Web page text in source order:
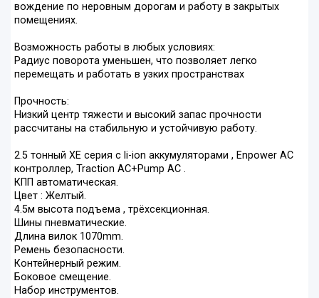
вождение по неровным дорогам и работу в закрытых
помещениях.
Возможность работы в любых условиях:
Радиус поворота уменьшен, что позволяет легко
перемещать и работать в узких пространствах
Прочность:
Низкий центр тяжести и высокий запас прочности
рассчитаны на стабильную и устойчивую работу.
2.5 тонный XE серия с li-ion аккумуляторами , Enpower AC
контроллер, Traction AC+Pump AC .
КПП автоматическая.
Цвет : Желтый.
4.5м высота подъема , трёхсекционная.
Шины пневматические.
Длина вилок 1070mm.
Ремень безопасности.
Контейнерный режим.
Боковое смещение.
Набор инструментов.